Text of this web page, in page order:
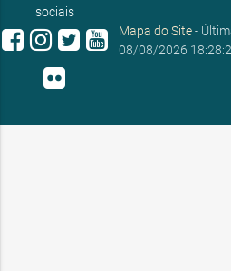
sociais
Mapa do Site-
08/08/2026